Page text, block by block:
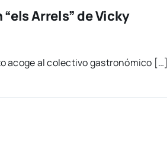
Arrels” de Vicky
aco­ge al colec­ti­vo gas­tro­nó­mi­co […]